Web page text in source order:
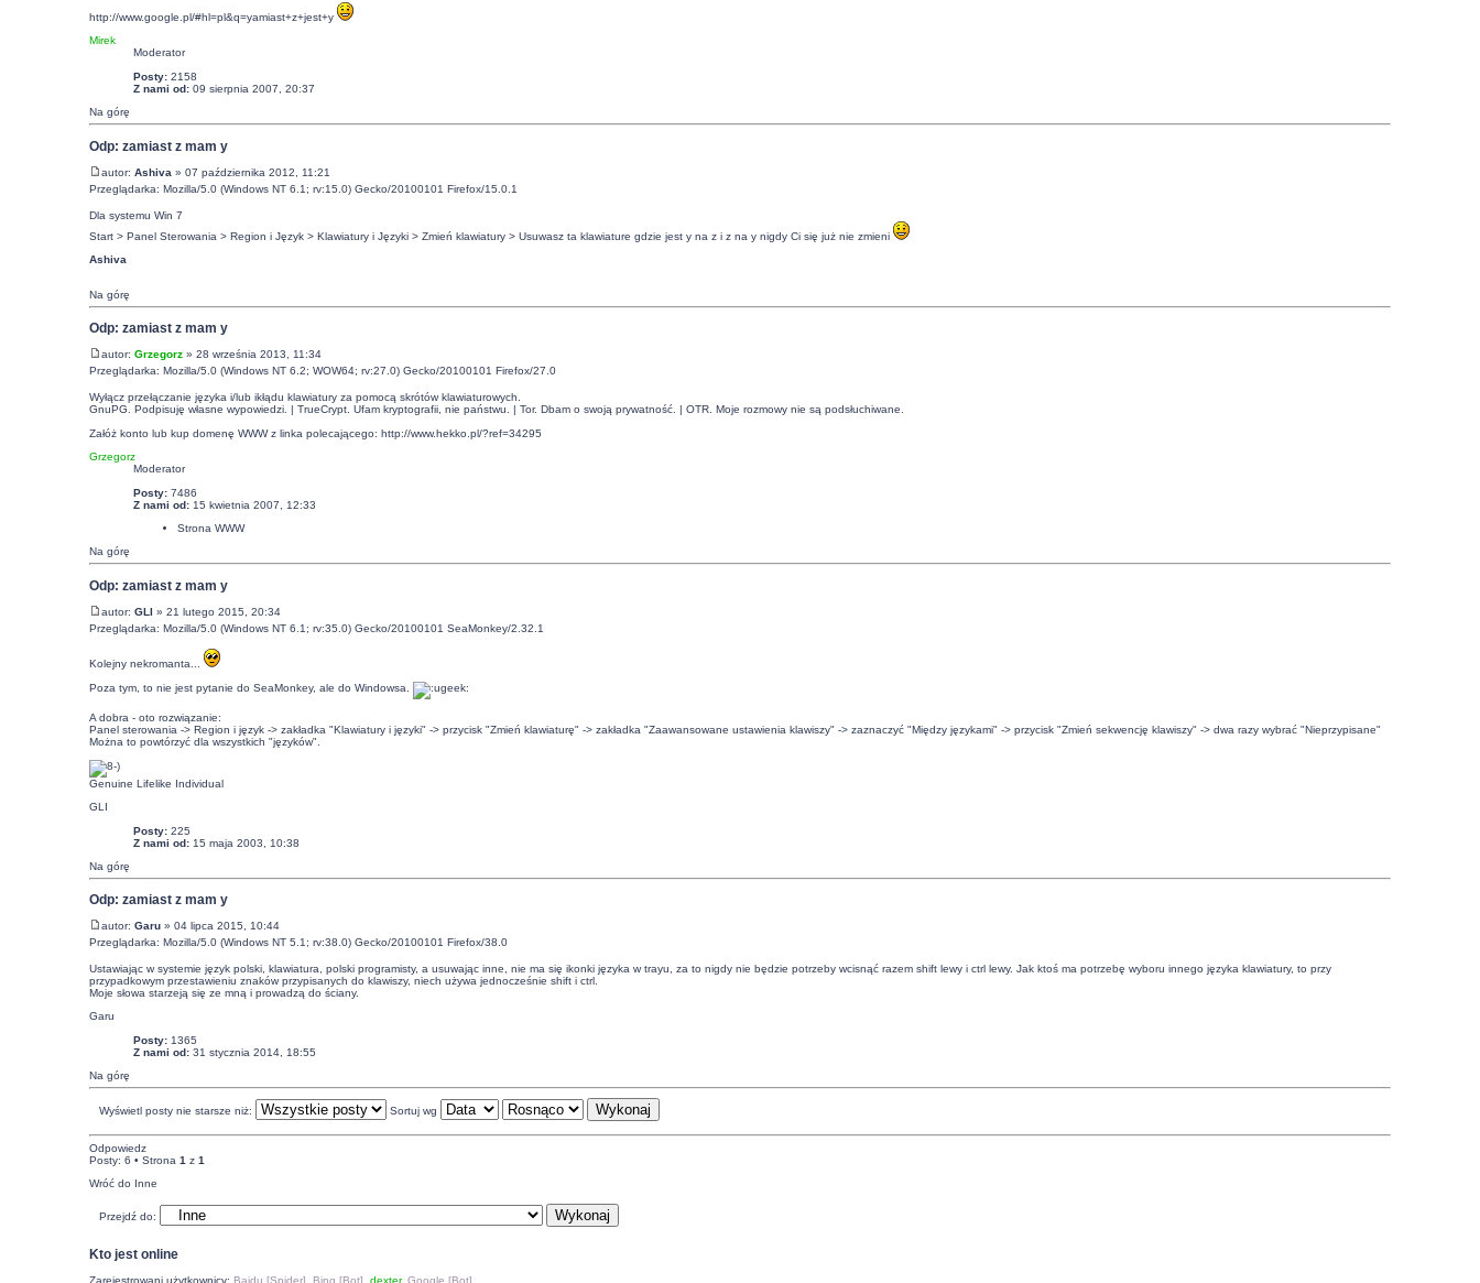
http://www.google.pl/#hl=pl&q=yamiast+z+jest+y
Mirek
Moderator
Posty:2158
Z nami od:09 sierpnia 2007, 20:37
Na górę
Odp: zamiast z mam y
autor: Ashiva » 07 października 2012, 11:21
Przeglądarka: Mozilla/5.0 (Windows NT 6.1; rv:15.0) Gecko/20100101 Firefox/15.0.1
Dla systemu Win 7
Start > Panel Sterowania > Region i Język > Klawiatury i Języki > Zmień klawiatury > Usuwasz ta klawiature gdzie jest y na z i z na y nigdy Ci się już nie zmieni
Ashiva
Na górę
Odp: zamiast z mam y
autor: Grzegorz» 28 września 2013, 11:34
Przeglądarka: Mozilla/5.0 (Windows NT 6.2; WOW64; rv:27.0) Gecko/20100101 Firefox/27.0
Wyłącz przełączanie języka i/lub ikłądu klawiatury za pomocą skrótów klawiaturowych.
GnuPG. Podpisuję własne wypowiedzi. | TrueCrypt. Ufam kryptografii, nie państwu. | Tor. Dbam o swoją prywatność. | OTR. Moje rozmowy nie są podsłuchiwane.
Załóż konto lub kup domenę WWW z linka polecającego: http://www.hekko.pl/?ref=34295
Grzegorz
Moderator
Posty:7486
Z nami od:15 kwietnia 2007, 12:33
Strona WWW
Na górę
Odp: zamiast z mam y
autor: GLI» 21 lutego 2015, 20:34
Przeglądarka: Mozilla/5.0 (Windows NT 6.1; rv:35.0) Gecko/20100101 SeaMonkey/2.32.1
Kolejny nekromanta...
Poza tym, to nie jest pytanie do SeaMonkey, ale do Windowsa.
A dobra - oto rozwiązanie:
Panel sterowania -> Region i język -> zakładka "Klawiatury i języki" -> przycisk "Zmień klawiaturę" -> zakładka "Zaawansowane ustawienia klawiszy" -> zaznaczyć "Między językami" -> przycisk "Zmień sekwencję klawiszy" -> dwa razy wybrać "Nieprzypisane"
Można to powtórzyć dla wszystkich "języków".
Genuine Lifelike Individual
GLI
Posty:225
Z nami od:15 maja 2003, 10:38
Na górę
Odp: zamiast z mam y
autor: Garu» 04 lipca 2015, 10:44
Przeglądarka: Mozilla/5.0 (Windows NT 5.1; rv:38.0) Gecko/20100101 Firefox/38.0
Ustawiając w systemie język polski, klawiatura, polski programisty, a usuwając inne, nie ma się ikonki języka w trayu, za to nigdy nie będzie potrzeby wcisnąć razem shift lewy i ctrl lewy. Jak ktoś ma potrzebę wyboru innego języka klawiatury, to przy
przypadkowym przestawieniu znaków przypisanych do klawiszy, niech używa jednocześnie shift i ctrl.
Moje słowa starzeją się ze mną i prowadzą do ściany.
Garu
Posty:1365
Z nami od:31 stycznia 2014, 18:55
Na górę
Wyświetl posty nie starsze niż: Sortuj wg
Odpowiedz
Posty: 6 • Strona 1 z 1
Wróć do Inne
Przejdź do:
Kto jest online
Zarejestrowani użytkownicy: Baidu [Spider] Bing [Bot] dexter, Google [Bot]